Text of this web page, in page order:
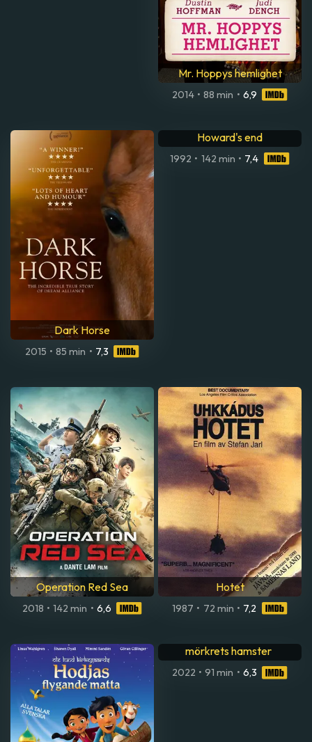
Translators Make Us Civilized
2020 • 60 min
How Social Science Creates
the World
2016 • 58 min
Dark Horse
2015 • 85 min • 7,3
Howard's end
1992 • 142 min • 7,4